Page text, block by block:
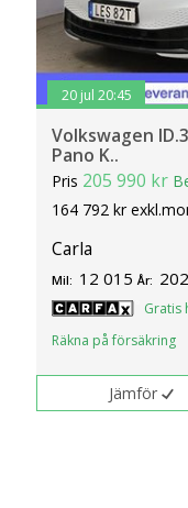
20 jul 20:45
Volkswagen
Pano K..
Pris 205 990 kr
164 792 kr
Carla
Mil: 12 015 År:
Gratis
Räkna på försäkring
Jämför